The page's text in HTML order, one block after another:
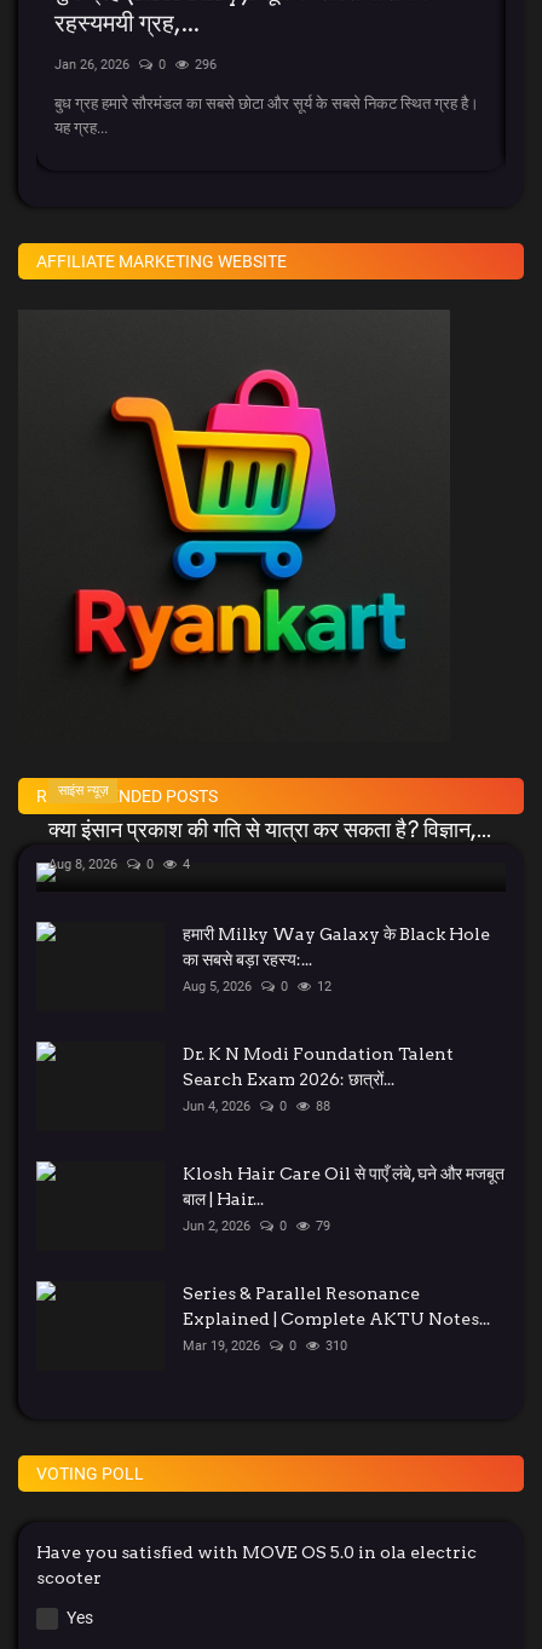
रहस्यमयी ग्रह,...
Jan 26, 2026 0 296
बुध ग्रह हमारे सौरमंडल का सबसे छोटा और सूर्य के सबसे निकट स्थित ग्रह है।
यह ग्रह...
AFFILIATE MARKETING WEBSITE
RECOMMENDED POSTS
साइंस न्यूज़
क्या इंसान प्रकाश की गति से यात्रा कर सकता है? विज्ञान,...
Aug 8, 2026 0 4
हमारी Milky Way Galaxy के Black Hole
का सबसे बड़ा रहस्य:...
Aug 5, 2026 0 12
Dr. K N Modi Foundation Talent
Search Exam 2026: छात्रों...
Jun 4, 2026 0 88
Klosh Hair Care Oil से पाएँ लंबे, घने और मजबूत
बाल | Hair...
Jun 2, 2026 0 79
Series & Parallel Resonance
Explained | Complete AKTU Notes...
Mar 19, 2026 0 310
VOTING POLL
Have you satisfied with MOVE OS 5.0 in ola electric
scooter
Yes